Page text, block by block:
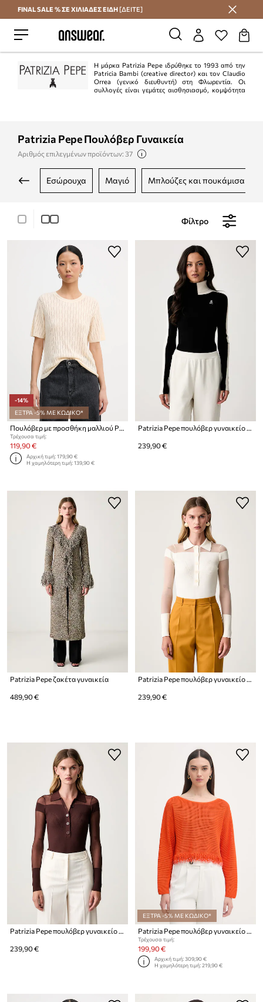
Εξοικονομήστε με το Answear Club
FINAL SALE % ΣΕ ΧΙΛΙΑΔΕΣ ΕΙΔΗ [ΔΕΙΤΕ]
Η μάρκα Patrizia Pepe ιδρύθηκε το 1993 από την
Patricia Bambi (creative director) και τον Claudio
Orrea (γενικό διευθυντή) στη Φλωρεντία. Οι
συλλογές είναι γεμάτες αισθησιασμό, κομψότητα
Patrizia Pepe Πουλόβερ Γυναικεία
Αριθμός επιλεγμένων προϊόντων: 37
εσώρουχα μαγιό μπλούζες και πουκάμισα
Φίλτρο
-14%
ΕΞΤΡΑ -5% ΜΕ ΚΩΔΙΚΟ*
Πουλόβερ με προσθήκη μαλλιού Patrizia Pepe
Τρέχουσα τιμή:
119,90 €
Αρχική τιμή:179,90 €
Η χαμηλότερη τιμή:139,90 €
Patrizia Pepe πουλόβερ γυναικείο με μαλλί
239,90 €
Patrizia Pepe ζακέτα γυναικεία
489,90 €
Patrizia Pepe πουλόβερ γυναικείο με βισκόζη
239,90 €
239,90 €
ΕΞΤΡΑ -5% ΜΕ ΚΩΔΙΚΟ*
Τρέχουσα τιμή:
199,90 €
Αρχική τιμή:309,90 €
Η χαμηλότερη τιμή:219,90 €